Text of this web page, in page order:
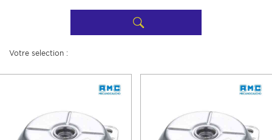
Votre selection :